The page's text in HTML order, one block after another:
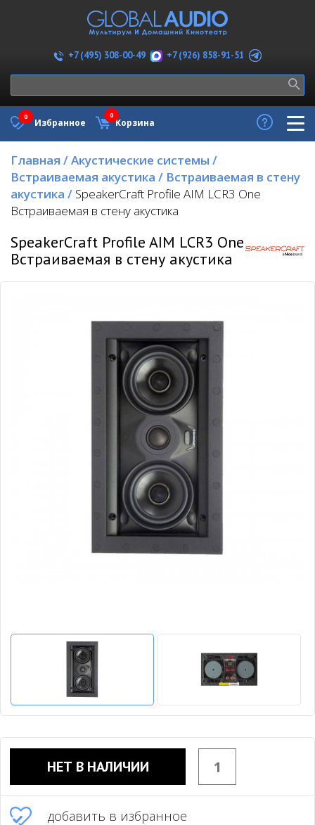
+7 (495) 308-00-49 +7 (926) 858-91-51
Избранное
0
Корзина
0
Главная /Акустические системы /
Встраиваемая акустика / Встраиваемая в стену
акустика / SpeakerCraft Profile AIM LCR3 One
Встраиваемая в стену акустика
SpeakerCraft Profile AIM LCR3 One
Встраиваемая в стену акустика
НЕТ В НАЛИЧИИ
добавить в избранное